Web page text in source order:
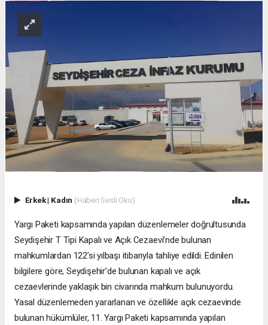
Erkek| Kadın (Haberi Sesli Oku)
Yargı Paketi kapsamında yapılan düzenlemeler doğrultusunda
Seydişehir T Tipi Kapalı ve Açık Cezaevi’nde bulunan
mahkumlardan 122’si yılbaşı itibarıyla tahliye edildi. Edinilen
bilgilere göre, Seydişehir’de bulunan kapalı ve açık
cezaevlerinde yaklaşık bin civarında mahkum bulunuyordu.
Yasal düzenlemeden yararlanan ve özellikle açık cezaevinde
bulunan hükümlüler, 11. Yargı Paketi kapsamında yapılan